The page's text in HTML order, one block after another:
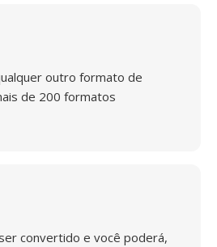
outro formato de
de 200 formatos
convertido e você poderá,